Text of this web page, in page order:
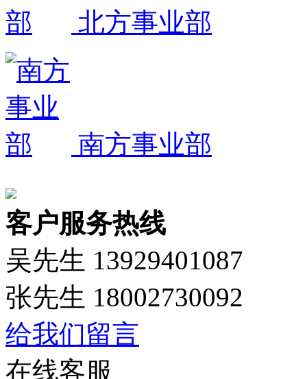
北方事业部
南方事业部
客户服务热线
吴先生 13929401087
张先生 18002730092
给我们留言
在线客服